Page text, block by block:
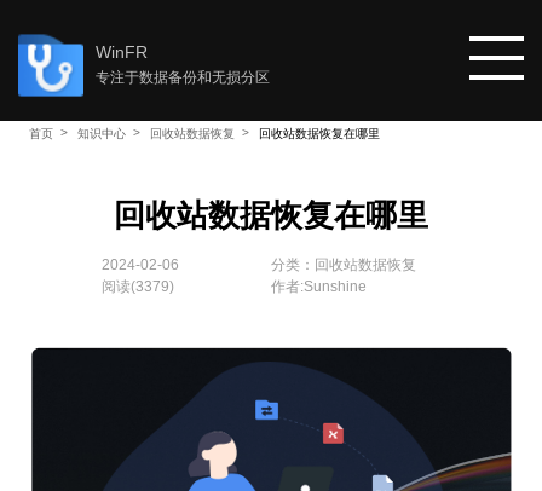
WinFR
专注于数据备份和无损分区
首页 知识中心 回收站数据恢复 回收站数据恢复在哪里
回收站数据恢复在哪里
2024-02-06 分类： 回收站数据恢复
阅读(3379) 作者:Sunshine